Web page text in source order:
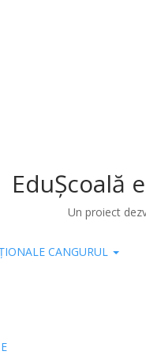
EduȘcoală
Un proiect
CANGURUL